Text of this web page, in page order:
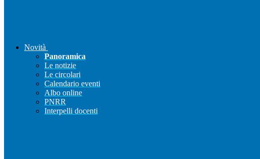
Novità
Panoramica
Le notizie
Le circolari
Calendario eventi
Albo online
PNRR
Interpelli docenti